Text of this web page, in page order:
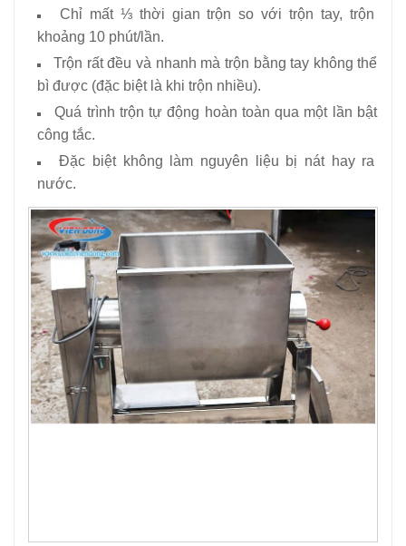
Chỉ mất ⅓ thời gian trộn so với trộn tay, trộn
khoảng 10 phút/lần.
Trộn rất đều và nhanh mà trộn bằng tay không thể
bì được (đặc biệt là khi trộn nhiều).
Quá trình trộn tự động hoàn toàn qua một lần bật
công tắc.
Đặc biệt không làm nguyên liệu bị nát hay ra
nước.